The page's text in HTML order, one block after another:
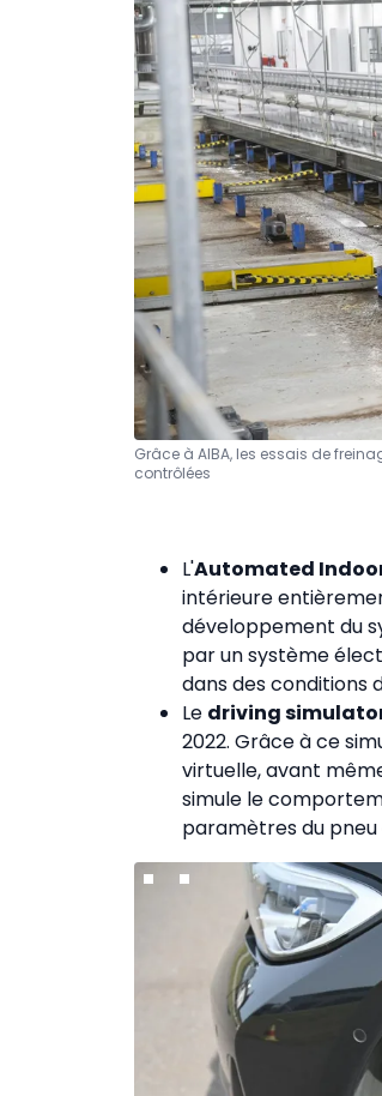
Grâce à AIBA, les essais de
contrôlées
L'Automated
intérieure
développement du
par un système
dans des conditions
Le driving
2022. Grâce à ce
virtuelle, avant
simule le
paramètres du pneu